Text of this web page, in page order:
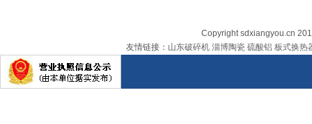
Copyright sdxiangyou.cn
友情链接： 山东破碎机 淄博陶瓷 硫酸铝 板式换热